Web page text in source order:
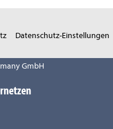
Datenschutz-Einstellungen
GmbH